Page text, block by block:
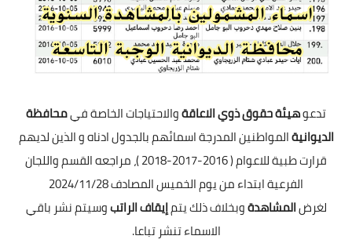
تدعوهيئة حقوق ذوي الاعاقةوالاحتياجات الخاصة فيمحافظة
الديوانيةالمواطنين المدرجة اسمائهم بالجدول ادناه و الذين لديهم
قرارت طبية للاعوام ( 2016-2017-2018 )، مراجعه القسم واللجان
الفرعية ابتداء من يوم الخميس المصادف 2024/11/28
لغرضالمشاهدةوبخلاف ذلك يتمإيقاف الراتبوسيتم نشر باقي
الاسماء تنشر تباعا.